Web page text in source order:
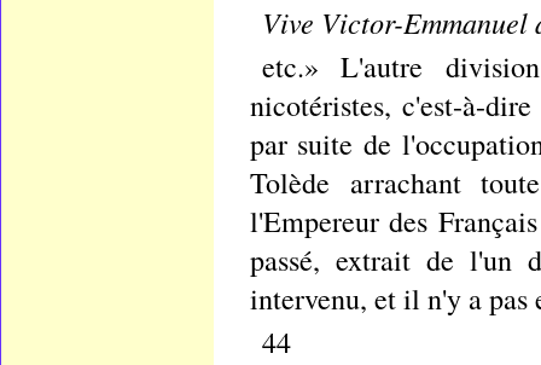
Vive Victor-
etc.» L'autre
nicotéristes, c'est-à-
par suite de
Tolède arrachant
l'Empereur des
passé, extrait de l'un
intervenu, et il n'y a pas
44